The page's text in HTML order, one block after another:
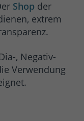
Shop der
extrem
, Negativ-
Verwendung